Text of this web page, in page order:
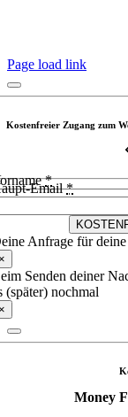
Page load link
Kostenfreier Zugang zum
*
Email*
Anfrage für
Senden deiner
(später) nochmal
Money